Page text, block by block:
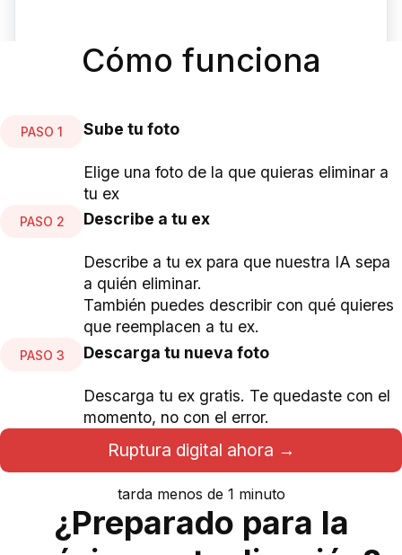
Cómo funciona
Sube tu foto
tu ex
Describe a tu ex
Describe a tu ex para que nuestra IA sepa
a quién eliminar.
que reemplacen a tu ex.
Descarga tu nueva foto
Descarga tu ex gratis. Te quedaste con el
Ruptura digital ahora →